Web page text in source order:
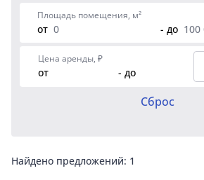
Площадь помещения, м²
от - до
Цена аренды, ₽
от - до
Сброс
Найдено предложений: 1